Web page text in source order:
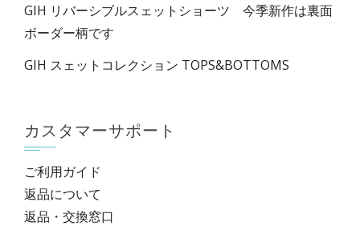
GIH リバーシブルスェットショーツ 今季新作は裏面
ボーダー柄です
GIH スェットコレクション TOPS&BOTTOMS
カスタマーサポート
ご利用ガイド
返品について
返品・交換窓口